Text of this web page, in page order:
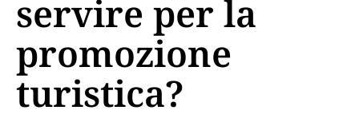
servire per la
promozione
turistica?